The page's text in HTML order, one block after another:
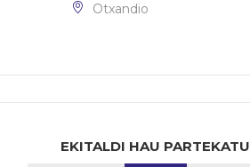
Otxandio
EKITALDI HAU PARTEKATU